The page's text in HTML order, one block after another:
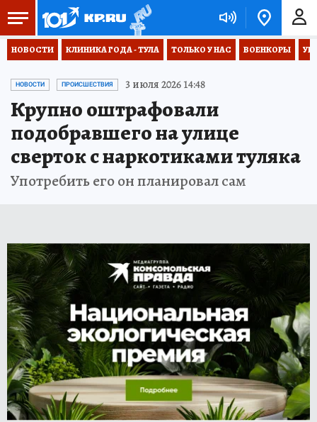
НОВОСТИ КЛИНИКА ГОДА - ТУЛА ТОЛЬКО У НАС ВОЕНКОРЫ
НОВОСТИ ПРОИСШЕСТВИЯ 3 июля 2026 14:48
Крупно оштрафовали
подобравшего на улице
сверток с наркотиками туляка
Употребить его он планировал сам